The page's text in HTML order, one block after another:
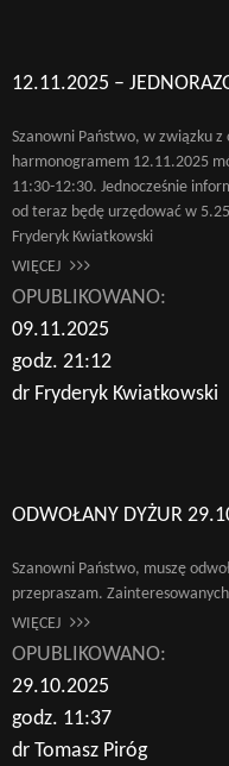
12.11.2025 –
Szanowni Państwo, w związku
harmonogramem 12.11.2025
11:30-12:30. Jednocześnie
od teraz będę urzędować w
Fryderyk Kwiatkowski
WIĘCEJ
OPUBLIKOWANO:
09.11.2025
godz. 21:12
dr Fryderyk Kwiatkowski
ODWOŁANY DYŻUR
Szanowni Państwo, muszę
przepraszam.
WIĘCEJ
OPUBLIKOWANO:
29.10.2025
godz. 11:37
dr Tomasz Piróg